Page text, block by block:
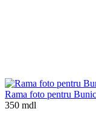
Rama foto pentru Bunic
350 mdl